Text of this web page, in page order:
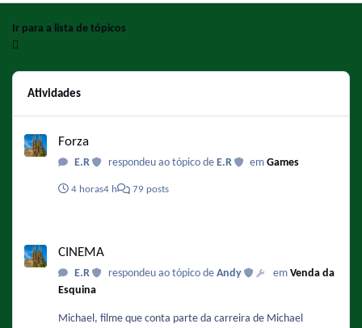
Ir para a lista de tópicos
Atividades
Forza
E.R respondeu ao tópico de E.R emGames
4 horas4 h 79 posts
CINEMA
E.R respondeu ao tópico de Andy emVenda da
Esquina
Michael, filme que conta parte da carreira de Michael